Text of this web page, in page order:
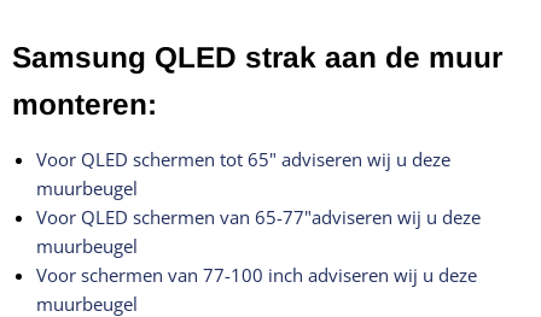
Samsung QLED strak aan de muur
monteren:
Voor QLED schermen tot 65" adviseren wij u deze
muurbeugel
Voor QLED schermen van 65-77"adviseren wij u deze
muurbeugel
Voor schermen van 77-100 inch adviseren wij u deze
muurbeugel